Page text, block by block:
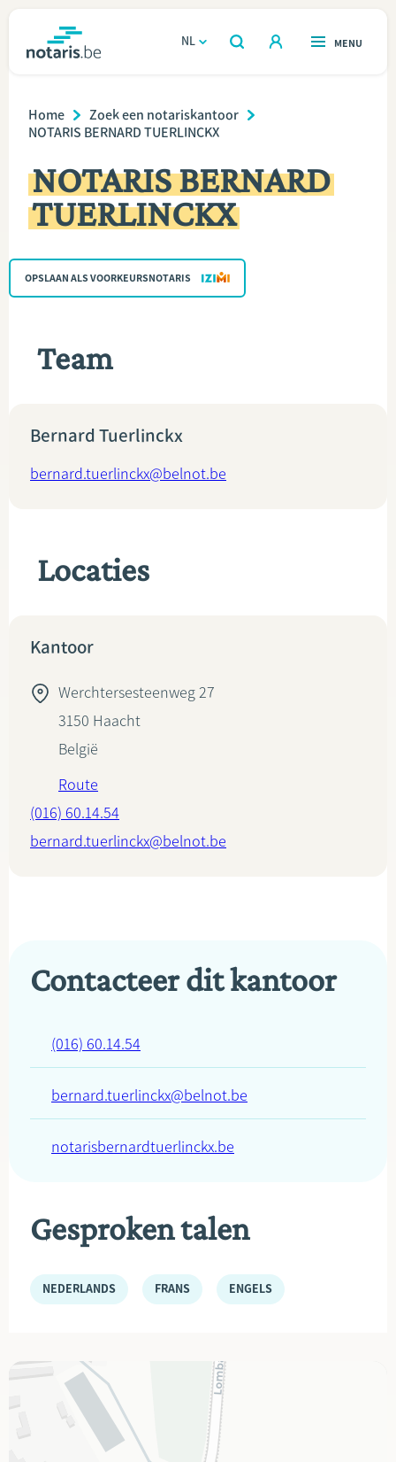
inhoud
NL
OPEN
ZOEKEN
OPEN
MENU
Wonen
Relatie & samenleven
Erven & schenken
Ondernemen
Rekenmodules
VIND EEN NOTARIS
Breadcrumb
Home
Zoek een notariskantoor
NOTARIS BERNARD TUERLINCKX
NOTARIS BERNARD
TUERLINCKX
OPSLAAN ALS VOORKEURSNOTARIS
Team
Bernard Tuerlinckx
bernard.tuerlinckx@belnot.be
Locaties
Kantoor
Werchtersesteenweg 27
3150 Haacht
België
Route
(016) 60.14.54
bernard.tuerlinckx@belnot.be
Contacteer dit kantoor
(016) 60.14.54
bernard.tuerlinckx@belnot.be
notarisbernardtuerlinckx.be
Gesproken talen
NEDERLANDS FRANS ENGELS